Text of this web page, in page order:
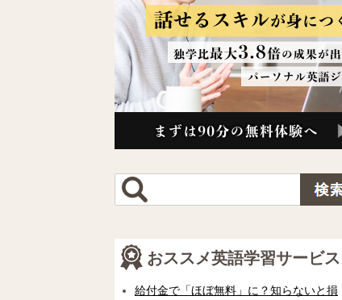
おススメ英語学習サービス
給付金で「ほぼ無料」に？知らないと損